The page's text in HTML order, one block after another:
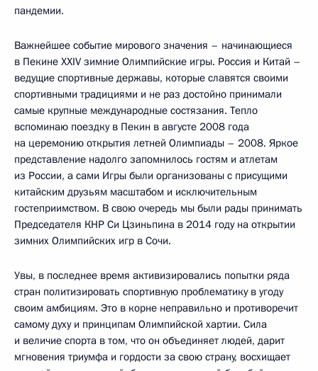
пандемии.
Важнейшее событие мирового значения – начинающиеся
в Пекине XXIV зимние Олимпийские игры. Россия и Китай –
ведущие спортивные державы, которые славятся своими
спортивными традициями и не раз достойно принимали
самые крупные международные состязания. Тепло
вспоминаю поездку в Пекин в августе 2008 года
на церемонию открытия летней Олимпиады – 2008. Яркое
представление надолго запомнилось гостям и атлетам
из России, а сами Игры были организованы с присущими
китайским друзьям масштабом и исключительным
гостеприимством. В свою очередь мы были рады принимать
Председателя КНР Си Цзиньпина в 2014 году на открытии
зимних Олимпийских игр в Сочи.
Увы, в последнее время активизировались попытки ряда
стран политизировать спортивную проблематику в угоду
своим амбициям. Это в корне неправильно и противоречит
самому духу и принципам Олимпийской хартии. Сила
и величие спорта в том, что он объединяет людей, дарит
мгновения триумфа и гордости за свою страну, восхищает